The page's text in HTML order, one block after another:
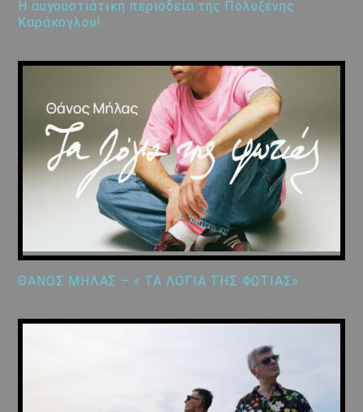
Η αυγουστιάτικη περιοδεία της Πολυξένης
Καράκογλου!
ΘΑΝΟΣ ΜΗΛΑΣ – « ΤΑ ΛΟΓΙΑ ΤΗΣ ΦΩΤΙΑΣ»